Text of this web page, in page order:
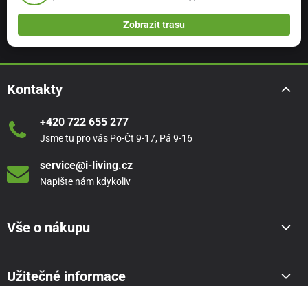
Zobrazit trasu
Kontakty
+420 722 655 277
Jsme tu pro vás Po-Čt 9-17, Pá 9-16
service@i-living.cz
Napište nám kdykoliv
Vše o nákupu
Užitečné informace